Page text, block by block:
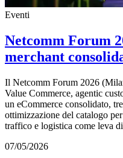
Eventi
Netcomm Forum
merchant
Il Netcomm Forum 2026
Value Commerce, agentic
un eCommerce consolidato,
ottimizzazione del catalogo
traffico e logistica come leva
07/05/2026